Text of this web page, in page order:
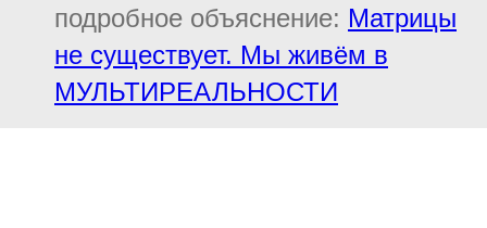
подробное объяснение: Матрицы
не существует. Мы живём в
МУЛЬТИРЕАЛЬНОСТИ